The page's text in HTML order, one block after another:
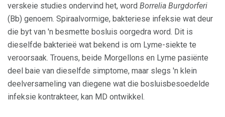
verskeie studies ondervind het, word Borrelia Burgdorferi
(Bb) genoem. Spiraalvormige, bakteriese infeksie wat deur
die byt van 'n besmette bosluis oorgedra word. Dit is
dieselfde bakterieë wat bekend is om Lyme-siekte te
veroorsaak. Trouens, beide Morgellons en Lyme pasiënte
deel baie van dieselfde simptome, maar slegs 'n klein
deelversameling van diegene wat die bosluisbesoedelde
infeksie kontrakteer, kan MD ontwikkel.